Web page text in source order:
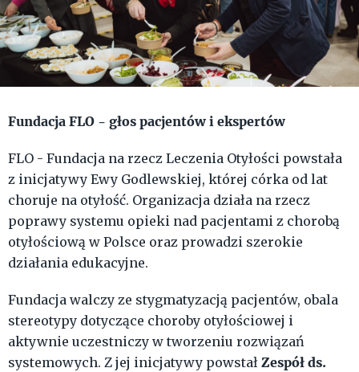
Fundacja FLO - głos pacjentów i ekspertów
FLO - Fundacja na rzecz Leczenia Otyłości powstała
z inicjatywy Ewy Godlewskiej, której córka od lat
choruje na otyłość. Organizacja działa na rzecz
poprawy systemu opieki nad pacjentami z chorobą
otyłościową w Polsce oraz prowadzi szerokie
działania edukacyjne.
Fundacja walczy ze stygmatyzacją pacjentów, obala
stereotypy dotyczące choroby otyłościowej i
aktywnie uczestniczy w tworzeniu rozwiązań
systemowych. Z jej inicjatywy powstał Zespół ds.